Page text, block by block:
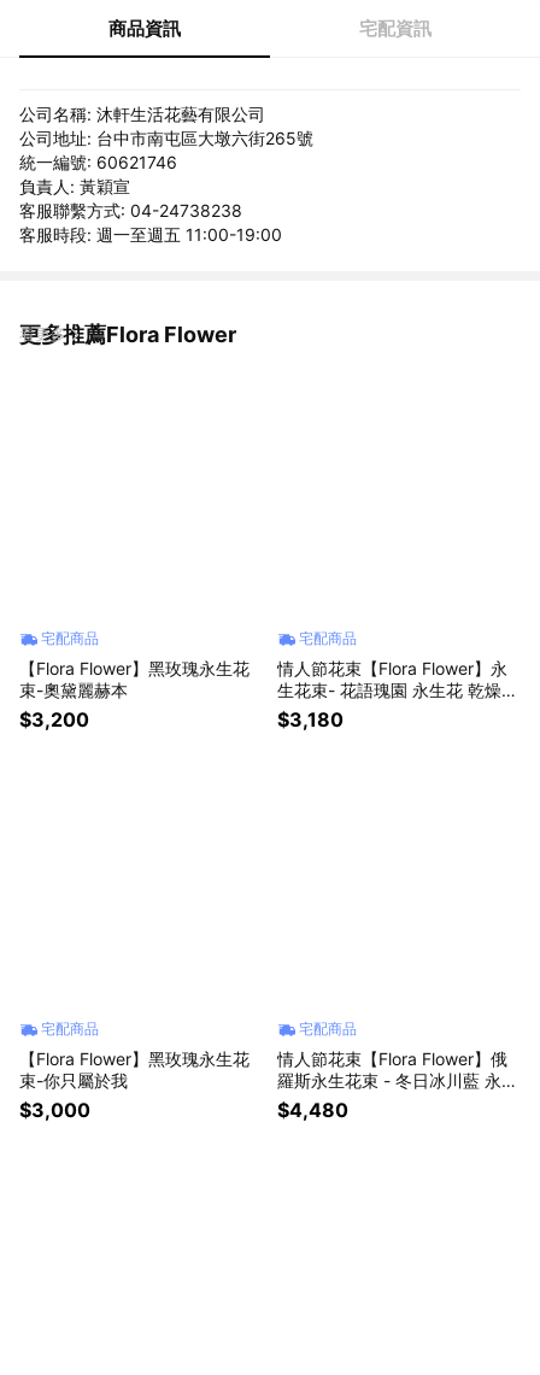
商品資訊 宅配資訊
公司名稱: 沐軒生活花藝有限公司
公司地址: 台中市南屯區大墩六街265號
統一編號: 60621746
負責人: 黃穎宣
客服聯繫方式: 04-24738238
客服時段: 週一至週五 11:00-19:00
更多推薦Flora Flower
看更多
宅配商品
【Flora Flower】黑玫瑰永生花
束-奧黛麗赫本
$3,200
宅配商品
情人節花束【Flora Flower】永
生花束- 花語瑰園 永生花 乾燥花
生日 情人節 禮物
$3,180
宅配商品
【Flora Flower】黑玫瑰永生花
束-你只屬於我
$3,000
宅配商品
情人節花束【Flora Flower】俄
羅斯永生花束 - 冬日冰川藍 永生
花 生日 情人節 禮物
$4,480